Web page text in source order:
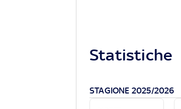
Statistiche
STAGIONE 2025/2026